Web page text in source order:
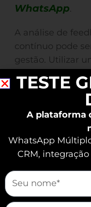
WhatsApp.
A análise de
contínuo pode
gestão. Utilizar
que sua
marketingmais
aumentando a
e
TESTE
A plataforma
WhatsApp
CRM,
mauticform[nome]